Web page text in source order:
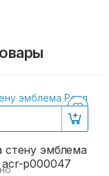
стену эмблема
acr-p000047